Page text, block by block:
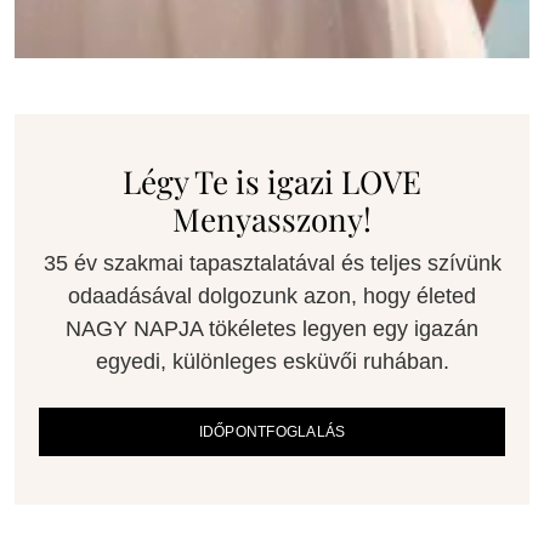
Légy Te is igazi LOVE
Menyasszony!
35 év szakmai tapasztalatával és teljes szívünk
odaadásával dolgozunk azon, hogy életed
NAGY NAPJA tökéletes legyen egy igazán
egyedi, különleges esküvői ruhában.
IDŐPONTFOGLALÁS